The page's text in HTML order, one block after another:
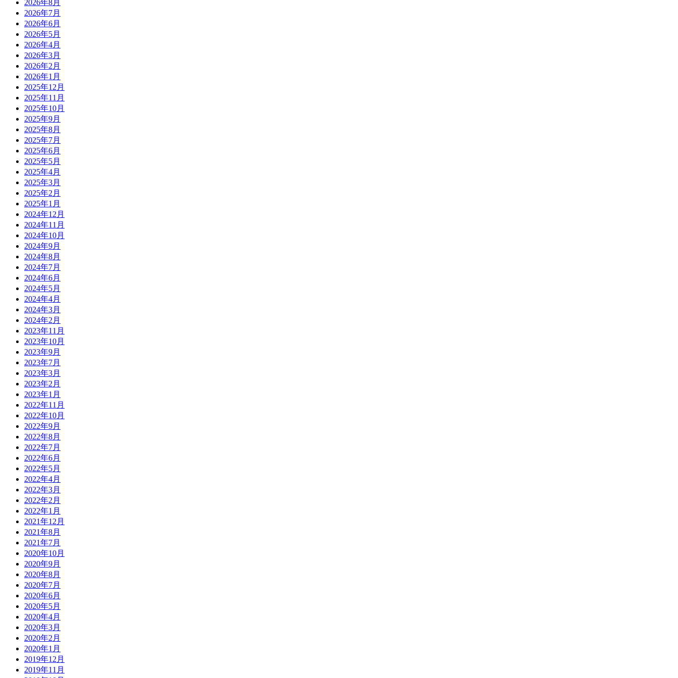
2026年8月
2026年7月
2026年6月
2026年5月
2026年4月
2026年3月
2026年2月
2026年1月
2025年12月
2025年11月
2025年10月
2025年9月
2025年8月
2025年7月
2025年6月
2025年5月
2025年4月
2025年3月
2025年2月
2025年1月
2024年12月
2024年11月
2024年10月
2024年9月
2024年8月
2024年7月
2024年6月
2024年5月
2024年4月
2024年3月
2024年2月
2023年11月
2023年10月
2023年9月
2023年7月
2023年3月
2023年2月
2023年1月
2022年11月
2022年10月
2022年9月
2022年8月
2022年7月
2022年6月
2022年5月
2022年4月
2022年3月
2022年2月
2022年1月
2021年12月
2021年8月
2021年7月
2020年10月
2020年9月
2020年8月
2020年7月
2020年6月
2020年5月
2020年4月
2020年3月
2020年2月
2020年1月
2019年12月
2019年11月